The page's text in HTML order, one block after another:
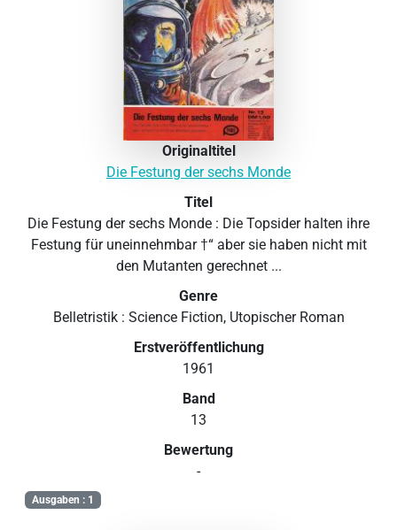
Originaltitel
Die Festung der sechs Monde
Titel
Die Festung der sechs Monde : Die Topsider halten ihre
Festung für uneinnehmbar †“ aber sie haben nicht mit
den Mutanten gerechnet ...
Genre
Belletristik : Science Fiction, Utopischer Roman
Erstveröffentlichung
1961
Band
13
Bewertung
-
Ausgaben : 1